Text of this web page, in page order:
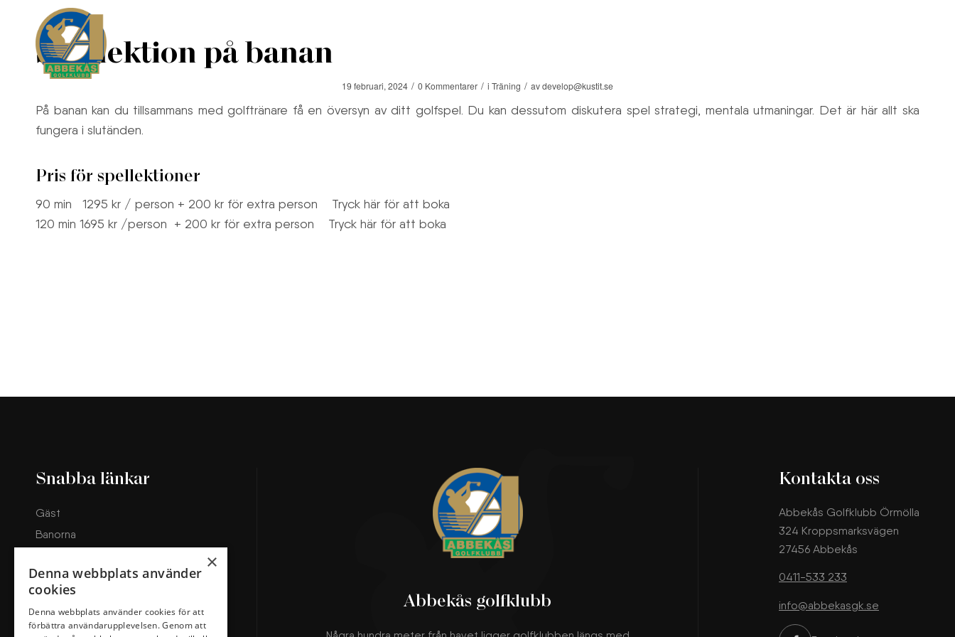
Spellektion på banan
19 februari, 2024 / 0 Kommentarer / i Träning / avdevelop@kustit.se
På banan kan du tillsammans med golftränare få en översyn av ditt golfspel. Du kan dessutom diskutera spel strategi, mentala utmaningar. Det är här allt ska
fungera i slutänden.
Pris för spellektioner
90 min 1295 kr / person + 200 kr för extra person Tryck här för att boka
120 min 1695 kr /person + 200 kr för extra person Tryck här för att boka
Snabba länkar
Gäst
Banorna
Klubben
Restaurang & Hotell
Abbekås golfklubb
Kontakta oss
Abbekås Golfklubb Örmölla
324 Kroppsmarksvägen
27456 Abbekås
0411-533 233
info@abbekasgk.se
×
Denna webbplats använder
cookies
Denna webbplats använder cookies för att
förbättra användarupplevelsen. Genom att